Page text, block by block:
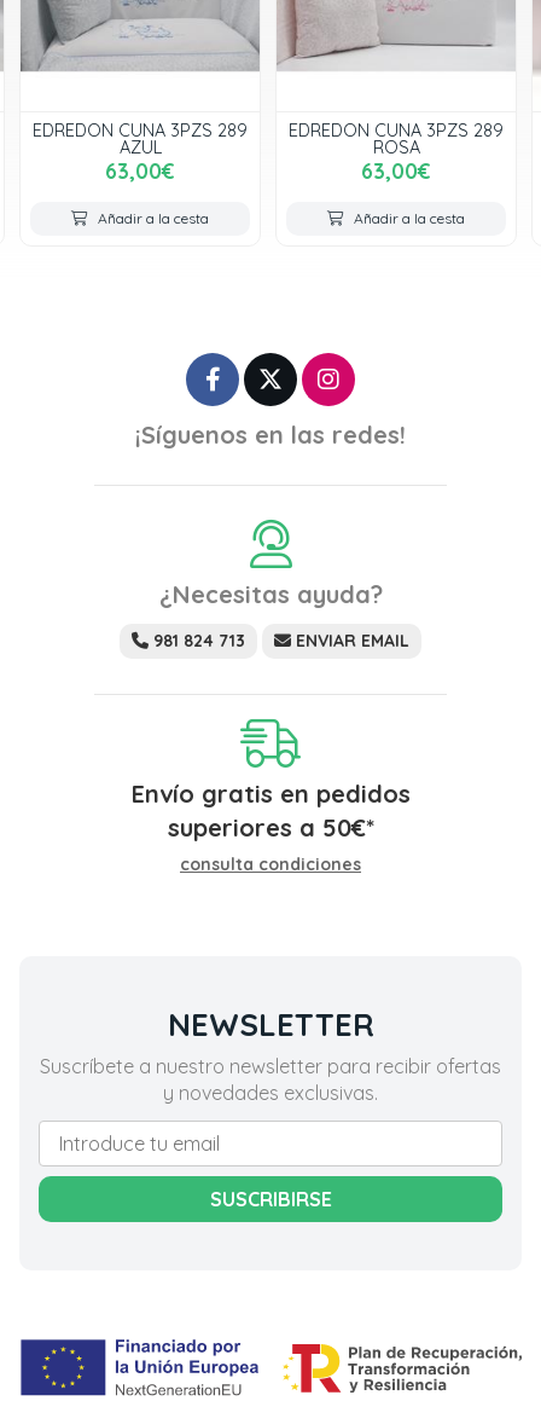
EDREDON CUNA 3PZS 289
ROSA
63,00€
Añadir a la cesta
EDREDON CUNA 3PZS 292
ROSA
79,90€
Añadir a la cesta
¡Síguenos en las redes!
¿Necesitas ayuda?
981 824 713 ENVIAR EMAIL
Envío gratis en pedidos
superiores a 50€*
consulta condiciones
NEWSLETTER
Suscríbete a nuestro newsletter para recibir ofertas
y novedades exclusivas.
SUSCRIBIRSE